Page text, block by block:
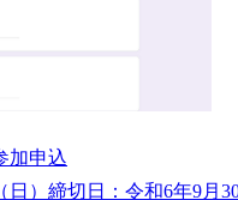
加申込
日）締切日：令和6年9